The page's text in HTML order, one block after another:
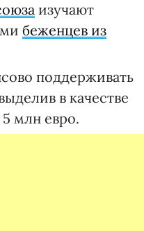
изучают
беженцев из
поддерживать
в качестве
млн евро.